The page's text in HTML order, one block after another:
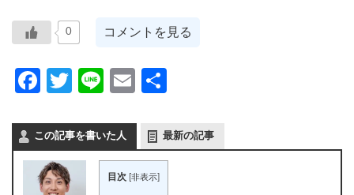
0 コメントを見る
Facebook
Twitter
LineEmail
この記事を書いた人 最新の記事
目次 非表示